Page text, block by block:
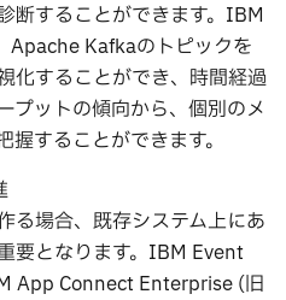
断することができます。IBM
Apache Kafkaのトピックを
化することができ、時間経過
プットの傾向から、個別のメ
することができます。
る場合、既存システム上にあ
要となります。IBM Event
App Connect Enterprise (旧